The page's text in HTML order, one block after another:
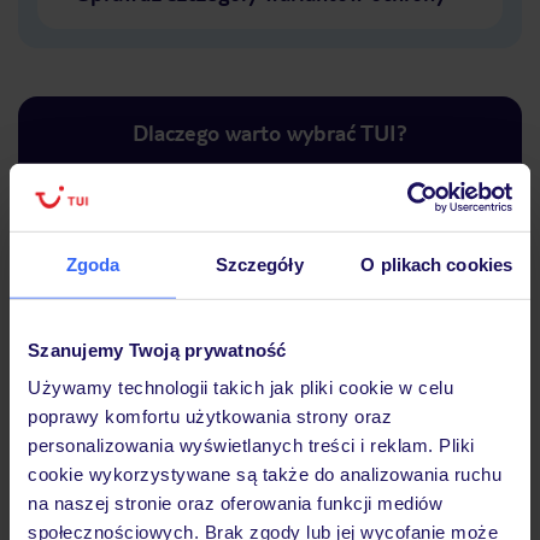
Zgoda Szczegóły O plikach cookies
Szanujemy Twoją prywatność
Używamy technologii takich jak pliki cookie w celu
poprawy komfortu użytkowania strony oraz
personalizowania wyświetlanych treści i reklam. Pliki
cookie wykorzystywane są także do analizowania ruchu
na naszej stronie oraz oferowania funkcji mediów
społecznościowych. Brak zgody lub jej wycofanie może
Dlaczego warto wybrać TUI?
Lider niskich cen
Największe biuro
podróży w Polsce
30 lat w
Hotel
Opinie